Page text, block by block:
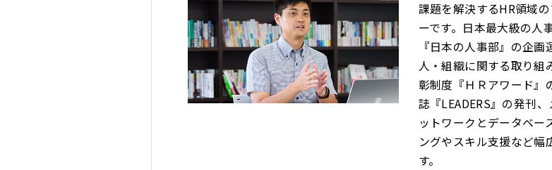
課題を解決するHR領域
ーです。日本最大級の人
『日本の人事部』の企画
人・組織に関する取り組
彰制度『ＨＲアワード』
誌『LEADERS』の発刊
ットワークとデータベー
ングやスキル支援など幅
す。